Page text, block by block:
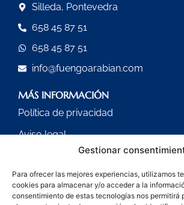
Gestionar
Para ofrecer las mejores experiencias, utilizamos
cookies para almacenar y/o acceder a la
consentimiento de estas tecnologías nos permitirá
Silleda, Pontevedra
658 45 87 51
658 45 87 51
info@fuengoarabian.com
MÁS INFORMACIÓN
Política de privacidad
Aviso legal
Política de cookies (UE)